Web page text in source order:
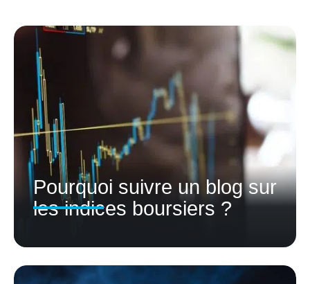
Pourquoi suivre un blog sur
les indices boursiers ?